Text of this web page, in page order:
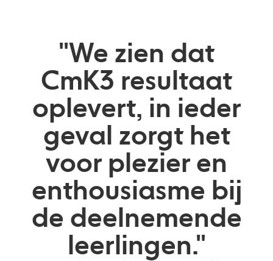
"We zien dat
CmK3 resultaat
oplevert, in ieder
geval zorgt het
voor plezier en
enthousiasme bij
de deelnemende
leerlingen."